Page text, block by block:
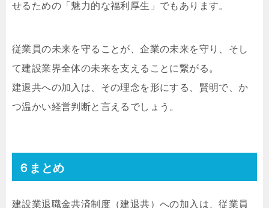
せるための「魅力的な福利厚生」でもあります。
従業員の未来を守ることが、企業の未来を守り、そし
て建設業界全体の未来を支えることに繋がる。
建退共への加入は、その理念を形にする、賢明で、か
つ温かい経営判断と言えるでしょう。
６まとめ
建設業退職金共済制度（建退共）への加入は、従業員